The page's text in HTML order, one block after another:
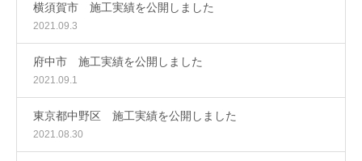
横須賀市 施工実績を公開しました
2021.09.3
府中市 施工実績を公開しました
2021.09.1
東京都中野区 施工実績を公開しました
2021.08.30